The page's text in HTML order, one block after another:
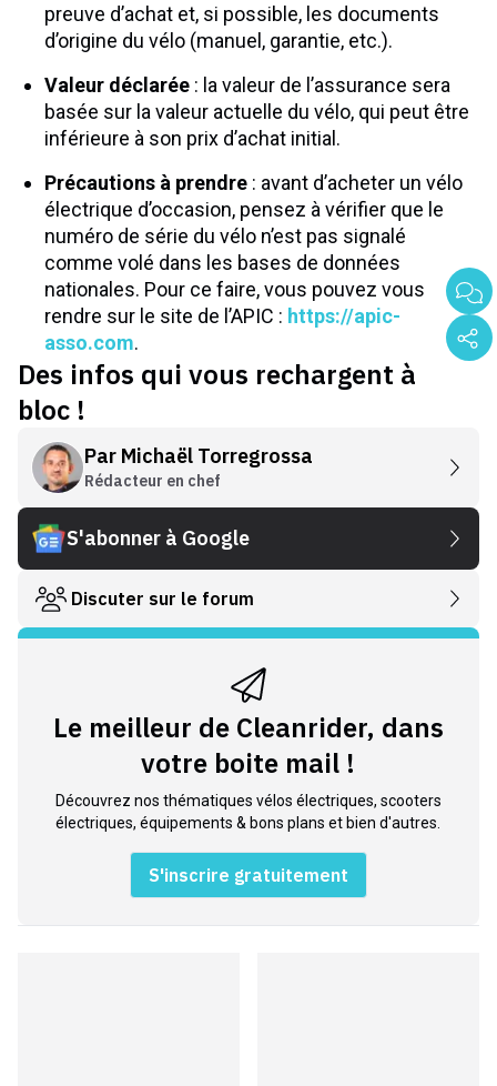
preuve d’achat et, si possible, les documents
d’origine du vélo (manuel, garantie, etc.).
Valeur déclarée : la valeur de l’assurance sera
basée sur la valeur actuelle du vélo, qui peut être
inférieure à son prix d’achat initial.
Précautions à prendre : avant d’acheter un vélo
électrique d’occasion, pensez à vérifier que le
numéro de série du vélo n’est pas signalé
comme volé dans les bases de données
nationales. Pour ce faire, vous pouvez vous
rendre sur le site de l’APIC : https://apic-
asso.com.
Des infos qui vous rechargent à
bloc !
Par Michaël Torregrossa
Rédacteur en chef
S'abonner à Google
Discuter sur le forum
Le meilleur de Cleanrider, dans
votre boite mail !
Découvrez nos thématiques vélos électriques, scooters
électriques, équipements & bons plans et bien d'autres.
S'inscrire gratuitement